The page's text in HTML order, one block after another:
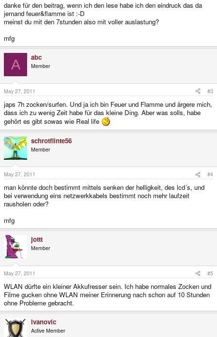
danke für den beitrag, wenn ich den lese habe ich den eindruck das da
jemand feuer&flamme ist :-D
meinst du mit den 7stunden also mit voller auslastung?
mfg
A abc
Member
May 27, 2011 #3
japs 7h zocken/surfen. Und ja ich bin Feuer und Flamme und ärgere mich,
dass ich zu wenig Zeit habe für das kleine Ding. Aber was solls, habe
gehört es gibt sowas wie Real life
schrotflinte56
Member
May 27, 2011 #4
man könnte doch bestimmt mittels senken der helligkeit, des lcd´s, und
bei verwendung eins netzwerkkabels bestimmt noch mehr laufzeit
rausholen oder?
mfg
jottt
Member
May 27, 2011 #5
WLAN dürfte ein kleiner Akkufresser sein. Ich habe normales Zocken und
Filme gucken ohne WLAN meiner Erinnerung nach schon auf 10 Stunden
ohne Probleme gebracht.
ivanovic
Active Member